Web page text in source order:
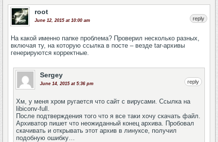
root
June 12, 2015 at 10:00 am
На какой именно папке проблема? Проверил несколько разных,
включая ту, на которую ссылка в посте – везде tar-архивы
генерируются корректные.
reply
Sergey
June 14, 2015 at 5:36 pm
Хм, у меня хром ругается что сайт с вирусами. Ссылка на
libiconv-full.
После подтверждения того что я все таки хочу скачать файл.
Архиватор пишет что неожиданный конец архива. Пробовал
скачивать и открывать этот архив в линуксе, получил
подобную ошибку…
reply